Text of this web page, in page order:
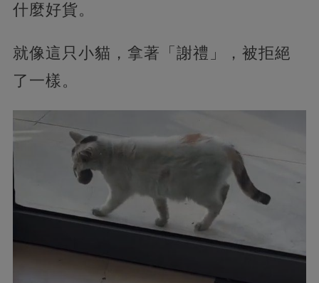
什麼好貨。
就像這只小貓，拿著「謝禮」，被拒絕
了一樣。